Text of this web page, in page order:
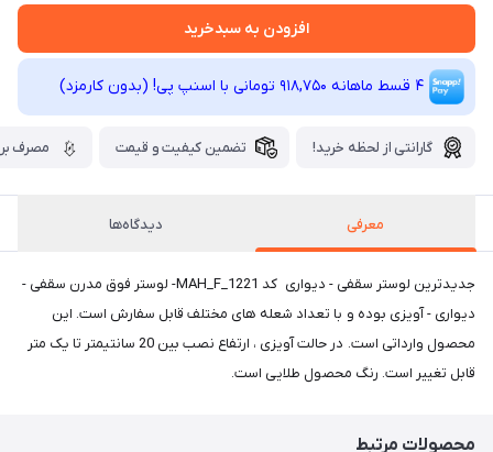
افزودن به سبدخرید
4 قسط ماهانه 918,750 تومانی با اسنپ ‌پی! (بدون کارمزد)
گارانتی از لحظه خرید! تضمین کیفیت و قیمت مصرف
معرفی دیدگاه‌ها
جدیدترین لوستر سقفی - دیواری کد MAH_F_1221- لوستر فوق مدرن سقفی -
دیواری - آویزی بوده و با تعداد شعله های مختلف قابل سفارش است. این
محصول وارداتی است. در حالت آویزی ، ارتفاع نصب بین 20 سانتیمتر تا یک متر
قابل تغییر است. رنگ محصول طلایی است.
محصولات مرتبط